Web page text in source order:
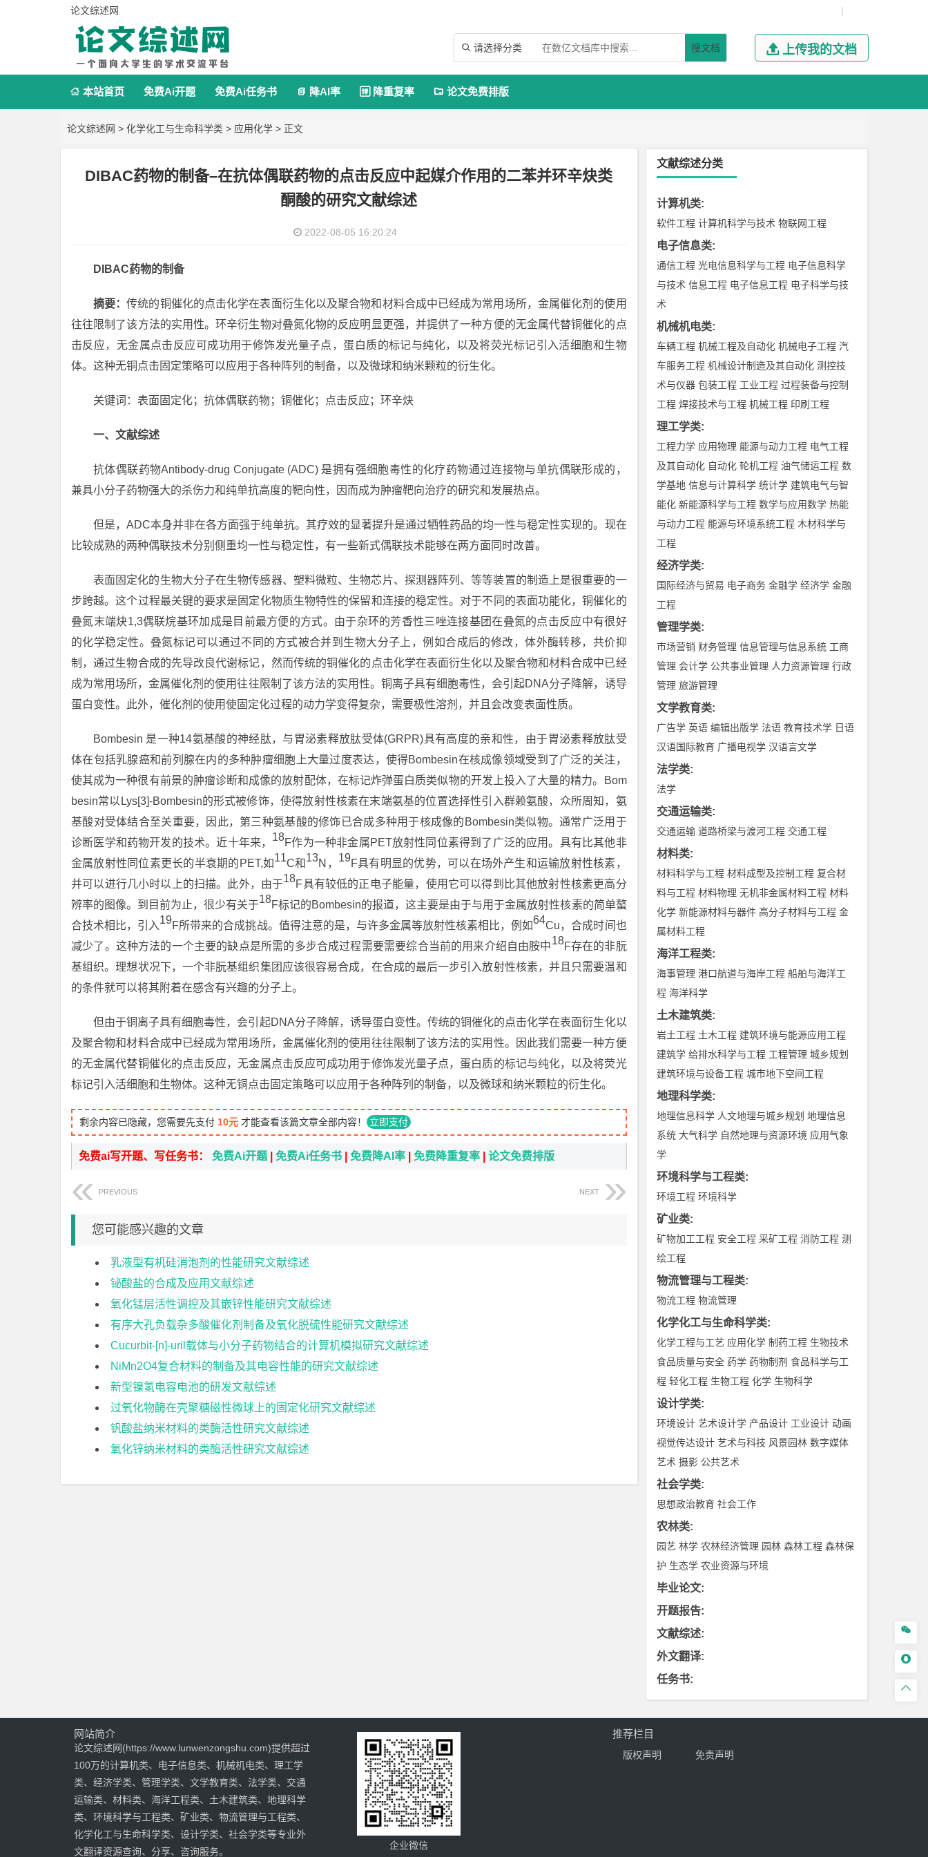
论文综述网 |
 请选择分类 搜文档  上传我的文档
 本站首页 免费Ai开题 免费Ai任务书  降AI率  降重复率  论文免费排版
论文综述网 > 化学化工与生命科学类 > 应用化学 > 正文
DIBAC药物的制备–在抗体偶联药物的点击反应中起媒介作用的二苯并环辛炔类
酮酸的研究文献综述
2022-08-05 16:20:24
DIBAC药物的制备
摘要：传统的铜催化的点击化学在表面衍生化以及聚合物和材料合成中已经成为常用场所，金属催化剂的使用
往往限制了该方法的实用性。环辛衍生物对叠氮化物的反应明显更强，并提供了一种方便的无金属代替铜催化的点
击反应，无金属点击反应可成功用于修饰发光量子点，蛋白质的标记与纯化，以及将荧光标记引入活细胞和生物
体。这种无铜点击固定策略可以应用于各种阵列的制备，以及微球和纳米颗粒的衍生化。
关键词：表面固定化；抗体偶联药物；铜催化；点击反应；环辛炔
一、文献综述
抗体偶联药物Antibody-drug Conjugate (ADC) 是拥有强细胞毒性的化疗药物通过连接物与单抗偶联形成的，
兼具小分子药物强大的杀伤力和纯单抗高度的靶向性，因而成为肿瘤靶向治疗的研究和发展热点。
但是，ADC本身并非在各方面强于纯单抗。其疗效的显著提升是通过牺牲药品的均一性与稳定性实现的。现在
比较成熟的两种偶联技术分别侧重均一性与稳定性，有一些新式偶联技术能够在两方面同时改善。
表面固定化的生物大分子在生物传感器、塑料微粒、生物芯片、探测器阵列、等等装置的制造上是很重要的一
步跨越。这个过程最关键的要求是固定化物质生物特性的保留和连接的稳定性。对于不同的表面功能化，铜催化的
叠氮末端炔1,3偶联烷基环加成是目前最方便的方式。由于杂环的芳香性三唑连接基团在叠氮的点击反应中有很好
的化学稳定性。叠氮标记可以通过不同的方式被合并到生物大分子上，例如合成后的修改，体外酶转移，共价抑
制，通过生物合成的先导改良代谢标记，然而传统的铜催化的点击化学在表面衍生化以及聚合物和材料合成中已经
成为常用场所，金属催化剂的使用往往限制了该方法的实用性。铜离子具有细胞毒性，会引起DNA分子降解，诱导
蛋白变性。此外，催化剂的使用使固定化过程的动力学变得复杂，需要极性溶剂，并且会改变表面性质。
Bombesin 是一种14氨基酸的神经肽，与胃泌素释放肽受体(GRPR)具有高度的亲和性，由于胃泌素释放肽受
体在包括乳腺癌和前列腺在内的多种肿瘤细胞上大量过度表达，使得Bombesin在核成像领域受到了广泛的关注，
使其成为一种很有前景的肿瘤诊断和成像的放射配体，在标记炸弹蛋白质类似物的开发上投入了大量的精力。Bom
besin常以Lys[3]-Bombesin的形式被修饰，使得放射性核素在末端氨基的位置选择性引入群赖氨酸，众所周知，氨
基酸对受体结合至关重要，因此，第三种氨基酸的修饰已合成多种用于核成像的Bombesin类似物。通常广泛用于
诊断医学和药物开发的技术。近十年来， 18F作为一种非金属PET放射性同位素得到了广泛的应用。具有比其他非
金属放射性同位素更长的半衰期的PET,如11C和13N， 19F具有明显的优势，可以在场外产生和运输放射性核素，
并可以进行几小时以上的扫描。此外，由于18F具有较低的正电子能量，使用它可以得到比其他放射性核素更高分
辨率的图像。到目前为止，很少有关于18F标记的Bombesin的报道，这主要是由于与用于金属放射性核素的简单螯
合技术相比，引入19F所带来的合成挑战。值得注意的是，与许多金属等放射性核素相比，例如64Cu，合成时间也
减少了。这种方法的一个主要的缺点是所需的多步合成过程需要需要综合当前的用来介绍自由胺中18F存在的非朊
基组织。理想状况下，一个非朊基组织集团应该很容易合成，在合成的最后一步引入放射性核素，并且只需要温和
的条件就可以将其附着在感含有兴趣的分子上。
但由于铜离子具有细胞毒性，会引起DNA分子降解，诱导蛋白变性。传统的铜催化的点击化学在表面衍生化以
及聚合物和材料合成中已经成为常用场所，金属催化剂的使用往往限制了该方法的实用性。因此我们需要一种方便
的无金属代替铜催化的点击反应，无金属点击反应可成功用于修饰发光量子点，蛋白质的标记与纯化，以及将荧光
标记引入活细胞和生物体。这种无铜点击固定策略可以应用于各种阵列的制备，以及微球和纳米颗粒的衍生化。
剩余内容已隐藏，您需要先支付 10元 才能查看该篇文章全部内容！ 立即支付
免费ai写开题、写任务书： 免费Ai开题 免费Ai任务书 免费降AI率 免费降重复率 论文免费排版
PREVIOUS NEXT
您可能感兴趣的文章
乳液型有机硅消泡剂的性能研究文献综述
铋酸盐的合成及应用文献综述
氧化锰层活性调控及其嵌锌性能研究文献综述
有序大孔负载杂多酸催化剂制备及氧化脱硫性能研究文献综述
Cucurbit-[n]-uril载体与小分子药物结合的计算机模拟研究文献综述
NiMn2O4复合材料的制备及其电容性能的研究文献综述
新型镍氢电容电池的研发文献综述
过氧化物酶在壳聚糖磁性微球上的固定化研究文献综述
钒酸盐纳米材料的类酶活性研究文献综述
氧化锌纳米材料的类酶活性研究文献综述
文献综述分类
计算机类:
软件工程 计算机科学与技术 物联网工程
电子信息类:
通信工程 光电信息科学与工程 电子信息科学
与技术 信息工程 电子信息工程 电子科学与技
术
机械机电类:
车辆工程 机械工程及自动化 机械电子工程 汽
车服务工程 机械设计制造及其自动化 测控技
术与仪器 包装工程 工业工程 过程装备与控制
工程 焊接技术与工程 机械工程 印刷工程
理工学类:
工程力学 应用物理 能源与动力工程 电气工程
及其自动化 自动化 轮机工程 油气储运工程 数
学基地 信息与计算科学 统计学 建筑电气与智
能化 新能源科学与工程 数学与应用数学 热能
与动力工程 能源与环境系统工程 木材科学与
工程
经济学类:
国际经济与贸易 电子商务 金融学 经济学 金融
工程
管理学类:
市场营销 财务管理 信息管理与信息系统 工商
管理 会计学 公共事业管理 人力资源管理 行政
管理 旅游管理
文学教育类:
广告学 英语 编辑出版学 法语 教育技术学 日语
汉语国际教育 广播电视学 汉语言文学
法学类:
法学
交通运输类:
交通运输 道路桥梁与渡河工程 交通工程
材料类:
材料科学与工程 材料成型及控制工程 复合材
料与工程 材料物理 无机非金属材料工程 材料
化学 新能源材料与器件 高分子材料与工程 金
属材料工程
海洋工程类:
海事管理 港口航道与海岸工程 船舶与海洋工
程 海洋科学
土木建筑类:
岩土工程 土木工程 建筑环境与能源应用工程
建筑学 给排水科学与工程 工程管理 城乡规划
建筑环境与设备工程 城市地下空间工程
地理科学类:
地理信息科学 人文地理与城乡规划 地理信息
系统 大气科学 自然地理与资源环境 应用气象
学
环境科学与工程类:
环境工程 环境科学
矿业类:
矿物加工工程 安全工程 采矿工程 消防工程 测
绘工程
物流管理与工程类:
物流工程 物流管理
化学化工与生命科学类:
化学工程与工艺 应用化学 制药工程 生物技术
食品质量与安全 药学 药物制剂 食品科学与工
程 轻化工程 生物工程 化学 生物科学
设计学类:
环境设计 艺术设计学 产品设计 工业设计 动画
视觉传达设计 艺术与科技 风景园林 数字媒体
艺术 摄影 公共艺术
社会学类:
思想政治教育 社会工作
农林类:
园艺 林学 农林经济管理 园林 森林工程 森林保
护 生态学 农业资源与环境
毕业论文:
开题报告:
文献综述:
外文翻译:
任务书:



网站简介
论文综述网(https://www.lunwenzongshu.com)提供超过
100万的计算机类、电子信息类、机械机电类、理工学
类、经济学类、管理学类、文学教育类、法学类、交通
运输类、材料类、海洋工程类、土木建筑类、地理科学
类、环境科学与工程类、矿业类、物流管理与工程类、
化学化工与生命科学类、设计学类、社会学类等专业外
文翻译资源查询、分享、咨询服务。
企业微信
推荐栏目
版权声明 免责声明